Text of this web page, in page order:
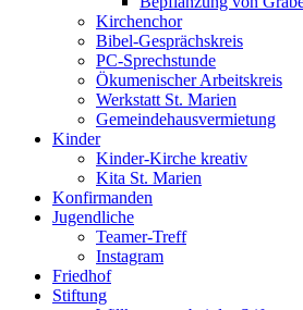
Kirchenchor
Bibel-Gesprächskreis
PC-Sprechstunde
Ökumenischer Arbeitskreis
Werkstatt St. Marien
Gemeindehausvermietung
Kinder
Kinder-Kirche kreativ
Kita St. Marien
Konfirmanden
Jugendliche
Teamer-Treff
Instagram
Friedhof
Stiftung